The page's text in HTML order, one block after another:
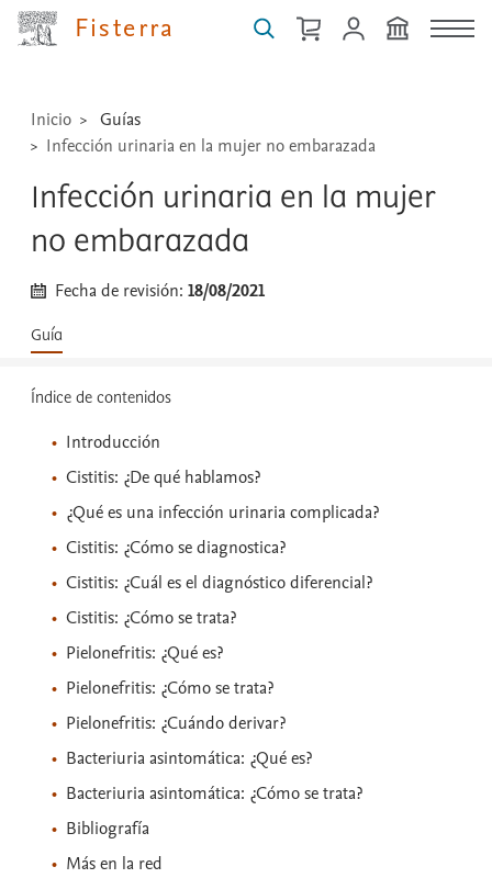
Fisterra
técnicas
...
Inicio
Guías
Infección urinaria en la mujer no embarazada
Infección urinaria en la mujer
no embarazada
Fecha de revisión:18/08/2021
Guía
Índice de contenidos
Introducción
Cistitis: ¿De qué hablamos?
¿Qué es una infección urinaria complicada?
Cistitis: ¿Cómo se diagnostica?
Cistitis: ¿Cuál es el diagnóstico diferencial?
Cistitis: ¿Cómo se trata?
Pielonefritis: ¿Qué es?
Pielonefritis: ¿Cómo se trata?
Pielonefritis: ¿Cuándo derivar?
Bacteriuria asintomática: ¿Qué es?
Bacteriuria asintomática: ¿Cómo se trata?
Bibliografía
Más en la red